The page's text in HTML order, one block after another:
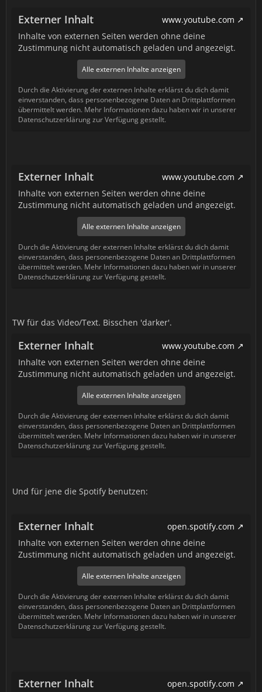
Externer Inhalt
www.youtube.com
Inhalte von externen Seiten werden ohne deine
Zustimmung nicht automatisch geladen und angezeigt.
Alle externen Inhalte anzeigen
Durch die Aktivierung der externen Inhalte erklärst du dich damit
einverstanden, dass personenbezogene Daten an Drittplattformen
übermittelt werden. Mehr Informationen dazu haben wir in unserer
Datenschutzerklärung zur Verfügung gestellt.
Externer Inhalt
www.youtube.com
Inhalte von externen Seiten werden ohne deine
Zustimmung nicht automatisch geladen und angezeigt.
Alle externen Inhalte anzeigen
Durch die Aktivierung der externen Inhalte erklärst du dich damit
einverstanden, dass personenbezogene Daten an Drittplattformen
übermittelt werden. Mehr Informationen dazu haben wir in unserer
Datenschutzerklärung zur Verfügung gestellt.
TW für das Video/Text. Bisschen 'darker'.
Externer Inhalt
www.youtube.com
Inhalte von externen Seiten werden ohne deine
Zustimmung nicht automatisch geladen und angezeigt.
Alle externen Inhalte anzeigen
Durch die Aktivierung der externen Inhalte erklärst du dich damit
einverstanden, dass personenbezogene Daten an Drittplattformen
übermittelt werden. Mehr Informationen dazu haben wir in unserer
Datenschutzerklärung zur Verfügung gestellt.
Und für jene die Spotify benutzen:
Externer Inhalt
open.spotify.com
Inhalte von externen Seiten werden ohne deine
Zustimmung nicht automatisch geladen und angezeigt.
Alle externen Inhalte anzeigen
Durch die Aktivierung der externen Inhalte erklärst du dich damit
einverstanden, dass personenbezogene Daten an Drittplattformen
übermittelt werden. Mehr Informationen dazu haben wir in unserer
Datenschutzerklärung zur Verfügung gestellt.
Externer Inhalt
open.spotify.com